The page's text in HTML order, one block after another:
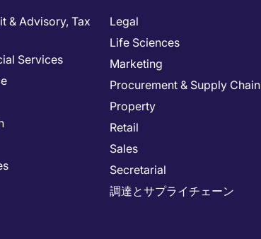
& Advisory, Tax
Services
Legal
Life Sciences
Marketing
Procurement & Supply Chain
Property
Retail
Sales
Secretarial
調達とサプライチェーン